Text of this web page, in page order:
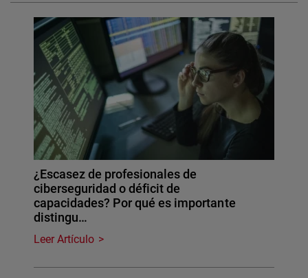
¿Escasez de profesionales de
ciberseguridad o déficit de
capacidades? Por qué es importante
distingu…
Leer Artículo